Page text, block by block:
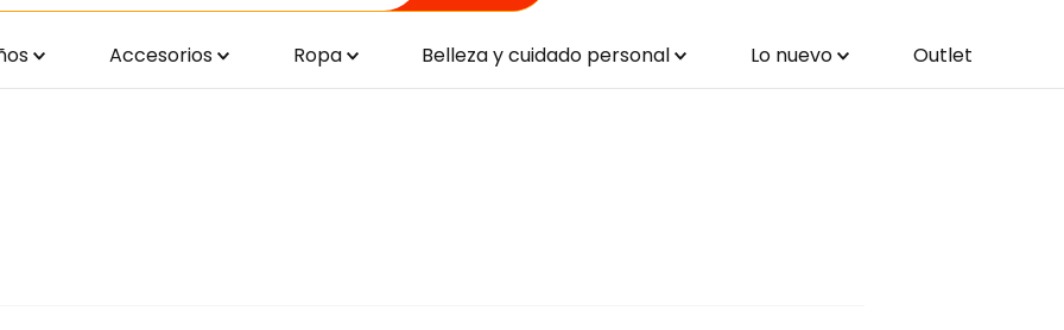
Accesorios Ropa Belleza y cuidado personal Lo nuevo Outlet